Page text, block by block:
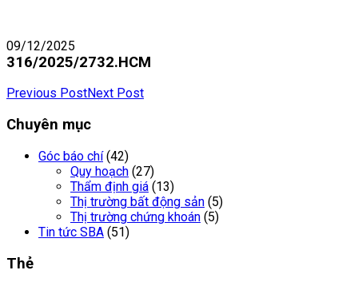
09/12/2025
316/2025/2732.HCM
Previous PostNext Post
Chuyên mục
Góc báo chí (42)
Quy hoạch (27)
Thẩm định giá (13)
Thị trường bất động sản (5)
Thị trường chứng khoán (5)
Tin tức SBA (51)
Thẻ